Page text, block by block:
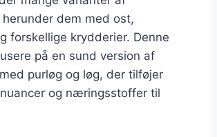
dem med ost,
forskellige krydderier. Denne
på en sund version af
purløg og løg, der tilføjer
og næringsstoffer til